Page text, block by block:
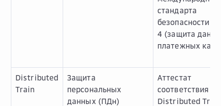
стандарта
безопасности
4 (защита
платежных
Distributed
Train
Защита
персональных
данных (ПДн)
Аттестат
соответствия
Distributed